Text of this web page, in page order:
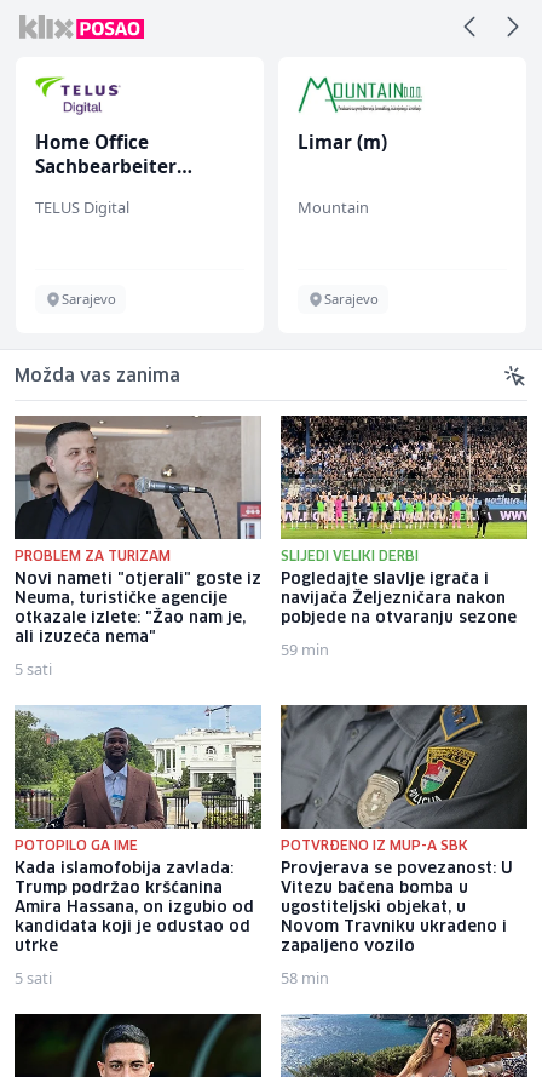
Home Office
Sachbearbeiter
bekannten deutschen
TELUS Digital
Sarajevo
Limar (m)
Mountain
Sarajevo
Možda vas zanima
PROBLEM ZA TURIZAM
Novi nameti "otjerali" goste iz
Neuma, turističke agencije
otkazale izlete: "Žao nam je,
ali izuzeća nema"
5 sati
SLIJEDI VELIKI DERBI
Pogledajte slavlje igrača i
navijača Željezničara nakon
pobjede na otvaranju sezone
59 min
POTOPILO GA IME
Kada islamofobija zavlada:
Trump podržao kršćanina
Amira Hassana, on izgubio od
kandidata koji je odustao od
utrke
5 sati
POTVRĐENO IZ MUP-A SBK
Provjerava se povezanost: U
Vitezu bačena bomba u
ugostiteljski objekat, u
Novom Travniku ukradeno i
zapaljeno vozilo
58 min